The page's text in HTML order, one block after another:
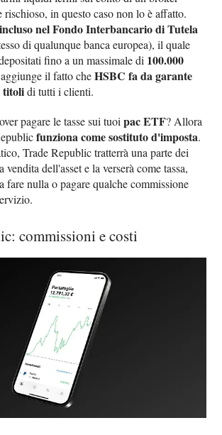
rischioso, in questo caso non lo è affatto.
incluso nel Fondo Interbancario di Tutela
di qualunque banca europea), il quale
fino a un massimale di 100.000
il fatto cheHSBC fa da garante
titolidi tutti i clienti.
pagare le tasse sui tuoipac ETF? Allora
funziona come sostituto d'imposta.
Trade Republic tratterrà una parte dei
dell'asset e la verserà come tassa,
fare nulla o pagare qualche commissione
commissioni e costi